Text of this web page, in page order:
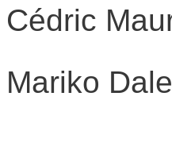
Cédric
Mariko